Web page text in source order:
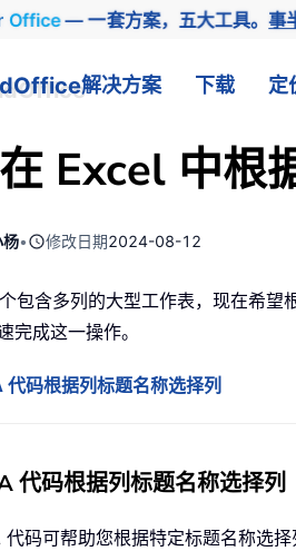
Office— 一套方案，五大工具。事
解决方案 下载 定
Excel 中根
杨• 修改日期2024-08-12
包含多列的大型工作表，现在希
完成这一操作。
码根据列标题名称选择列
代码根据列标题名称选择列
码可帮助您根据特定标题名称选择